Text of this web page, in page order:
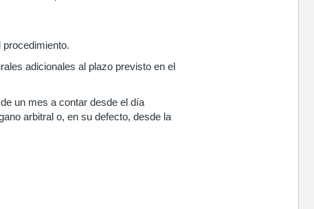
adicionales al plazo previsto en el
un mes a contar desde el día
arbitral o, en su defecto, desde la